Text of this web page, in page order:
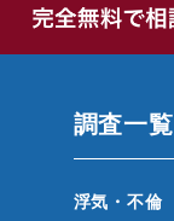
調査一覧
浮気・不倫